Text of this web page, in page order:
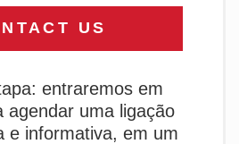
entraremos em
agendar uma ligação
e informativa, em um